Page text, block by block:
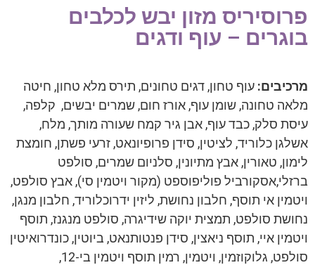
פרוסיריס מזון יבש לכלבים
בוגרים – עוף ודגים
מרכיבים: עוף טחון, דגים טחונים, תירס מלא טחון, חיטה
מלאה טחונה, שומן עוף, אורז חום, שמרים יבשים, קלפה,
עיסת סלק, כבד עוף, אבן גיר קמח שעורה מותך, מלח,
אשלגן כלוריד, לציטין, סידן פרופיונאט, זרעי פשתן, חומצת
לימון, טאורין, אבץ מתיונין, סלניום שמרים, סולפט
ברזלי,אסקורביל פוליפוספט (מקור ויטמין סי), אבץ סולפט,
ויטמין אי תוסף, חלבון נחושת, ליזין ידרוכלוריד, חלבון מנגן,
נחושת סולפט, תמצית יוקה שידיגרה, סולפט מנגנז, תוסף
ויטמין איי, תוסף ניאצין, סידן פנטותנאט, ביוטין, כונדרואיטין
סולפט, גלוקוזמין, ויטמין, רמין תוסף ויטמין בי-12,